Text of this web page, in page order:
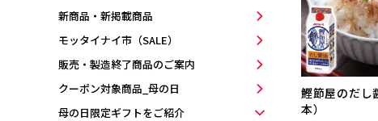
鰹節屋のだ
本）
新商品・新掲載商品
モッタイナイ市（SALE）
販売・製造終了商品のご案内
クーポン対象商品_母の日
母の日限定ギフトをご紹介